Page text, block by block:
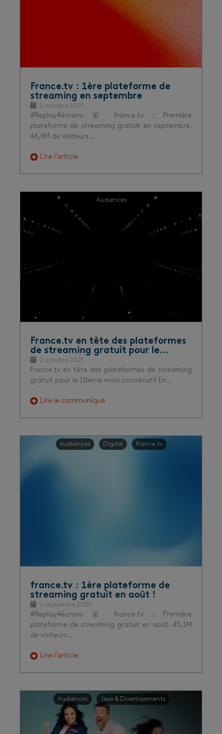
France.tv : 1ère plateforme de
streaming en septembre
2 octobre 2025
#Replay4écrans 🥇 france.tv : Première
plateforme de streaming gratuit en septembre.
46,6M de visiteurs…
Lire l’article
Audiences
France.tv en tête des plateformes
de streaming gratuit pour le…
2 octobre 2025
France.tv en tête des plateformes de streaming
gratuit pour le 10ème mois consécutif En…
Lire le communiqué
Audiences Digital France.tv
france.tv : 1ère plateforme de
streaming gratuit en août !
2 septembre 2025
#Replay4écrans 🥇 france.tv : Première
plateforme de streaming gratuit en août. 45,1M
de visiteurs…
Lire l’article
Audiences Jeux & Divertissements